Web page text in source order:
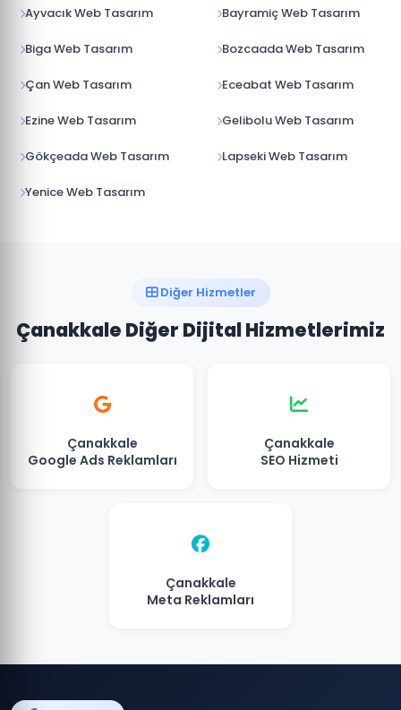
Ayvacık Web Tasarım Bayramiç Web Tasarım
Biga Web Tasarım Bozcaada Web Tasarım
Çan Web Tasarım Eceabat Web Tasarım
Ezine Web Tasarım Gelibolu Web Tasarım
Gökçeada Web Tasarım Lapseki Web Tasarım
Yenice Web Tasarım
Diğer Hizmetler
Çanakkale Diğer Dijital Hizmetlerimiz
Çanakkale
Google Ads Reklamları
Çanakkale
SEO Hizmeti
Çanakkale
Meta Reklamları